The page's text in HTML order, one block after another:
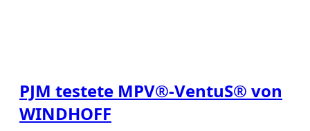
PJM testete MPV®-VentuS® von
WINDHOFF